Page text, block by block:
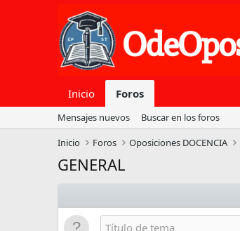
Inicio Foros
Mensajes nuevos
Buscar en los foros
Inicio
Foros Oposiciones DOCENCIA
GENERAL